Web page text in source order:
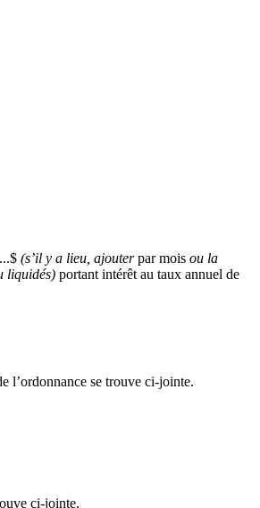
(s’il y a lieu, ajouterpar mois ou la
liquidés) portant intérêt au taux annuel de
l’ordonnance se trouve ci-jointe.
ci-jointe.